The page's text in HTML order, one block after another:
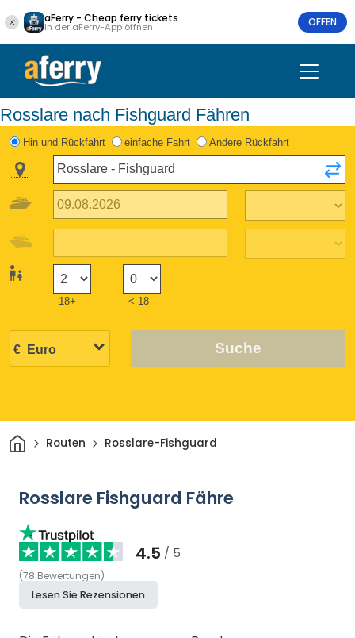
aFerry - Cheap ferry tickets
In der aFerry-App öffnen OFFEN
Rosslare nach Fishguard Fähren
Hin und Rückfahrt einfache Fahrt Andere Rückfahrt
18+ < 18
Suche
HeimRouten Rosslare-Fishguard
Rosslare Fishguard Fähre
4.5 / 5
(78 Bewertungen)
Lesen Sie Rezensionen